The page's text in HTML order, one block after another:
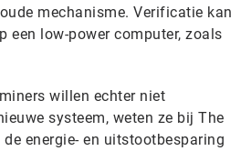
mechanisme. Verificatie kan
een low-power computer, zoals
willen echter niet
systeem, weten ze bij The
energie- en uitstootbesparing